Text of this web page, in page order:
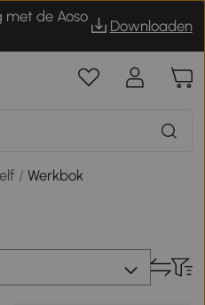
met de Aoso
Downloaden
/Werkbok